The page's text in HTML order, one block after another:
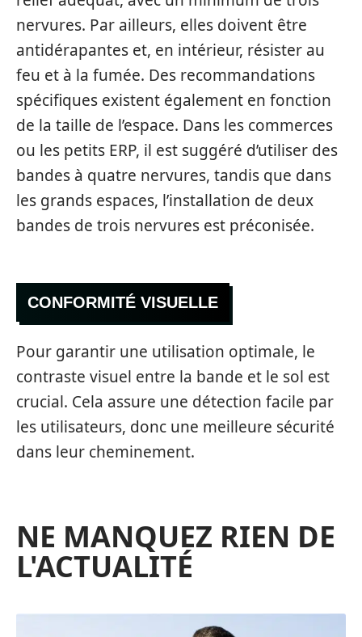
nervures. Par ailleurs, elles doivent être
antidérapantes et, en intérieur, résister au
feu et à la fumée. Des recommandations
spécifiques existent également en fonction
de la taille de l’espace. Dans les commerces
ou les petits ERP, il est suggéré d’utiliser des
bandes à quatre nervures, tandis que dans
les grands espaces, l’installation de deux
bandes de trois nervures est préconisée.
CONFORMITÉ VISUELLE
Pour garantir une utilisation optimale, le
contraste visuel entre la bande et le sol est
crucial. Cela assure une détection facile par
les utilisateurs, donc une meilleure sécurité
dans leur cheminement.
NE MANQUEZ RIEN DE
L'ACTUALITÉ